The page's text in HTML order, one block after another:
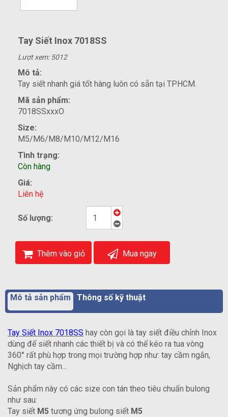
Tay Siết Inox 7018SS
Lượt xem: 5012
Mô tả:
Tay siết nhanh giá tốt hàng luôn có sẵn tại TPHCM.
Mã sản phẩm:
7018SSxxxO
Size:
M5/M6/M8/M10/M12/M16
Tình trạng:
Còn hàng
Giá:
Liên hệ
Số lượng:
Thêm vào giỏ Mua ngay
Mô tả sản phẩm Thông số kỹ thuật
Tay Siết Inox 7018SS hay còn gọi là tay siết điều chỉnh Inox
dùng để siết nhanh các thiết bị và có thể kéo ra tua vòng
360° rất phù hợp trong mọi trường hợp như: tay cầm ngắn,
Nghịch tay cầm...
Sản phẩm này có các size con tán theo tiêu chuẩn bulong
như sau:
Tay siết M5 tương ứng bulong siết M5